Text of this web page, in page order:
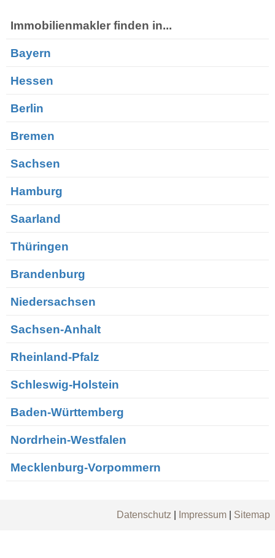
Immobilienmakler finden in...
Bayern
Hessen
Berlin
Bremen
Sachsen
Hamburg
Saarland
Thüringen
Brandenburg
Niedersachsen
Sachsen-Anhalt
Rheinland-Pfalz
Schleswig-Holstein
Baden-Württemberg
Nordrhein-Westfalen
Mecklenburg-Vorpommern
Datenschutz Impressum Sitemap